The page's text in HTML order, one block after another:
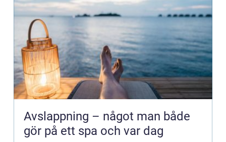
Avslappning – något man både
gör på ett spa och var dag